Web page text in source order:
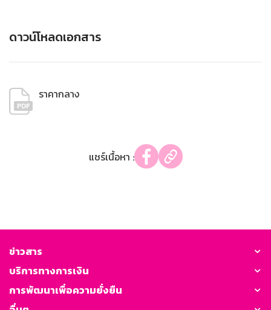
ดาวน์โหลดเอกสาร
ราคากลาง
แชร์เนื้อหา :
ข่าวสาร
บริการทางการเงิน
การพัฒนาเพื่อความยั่งยืน